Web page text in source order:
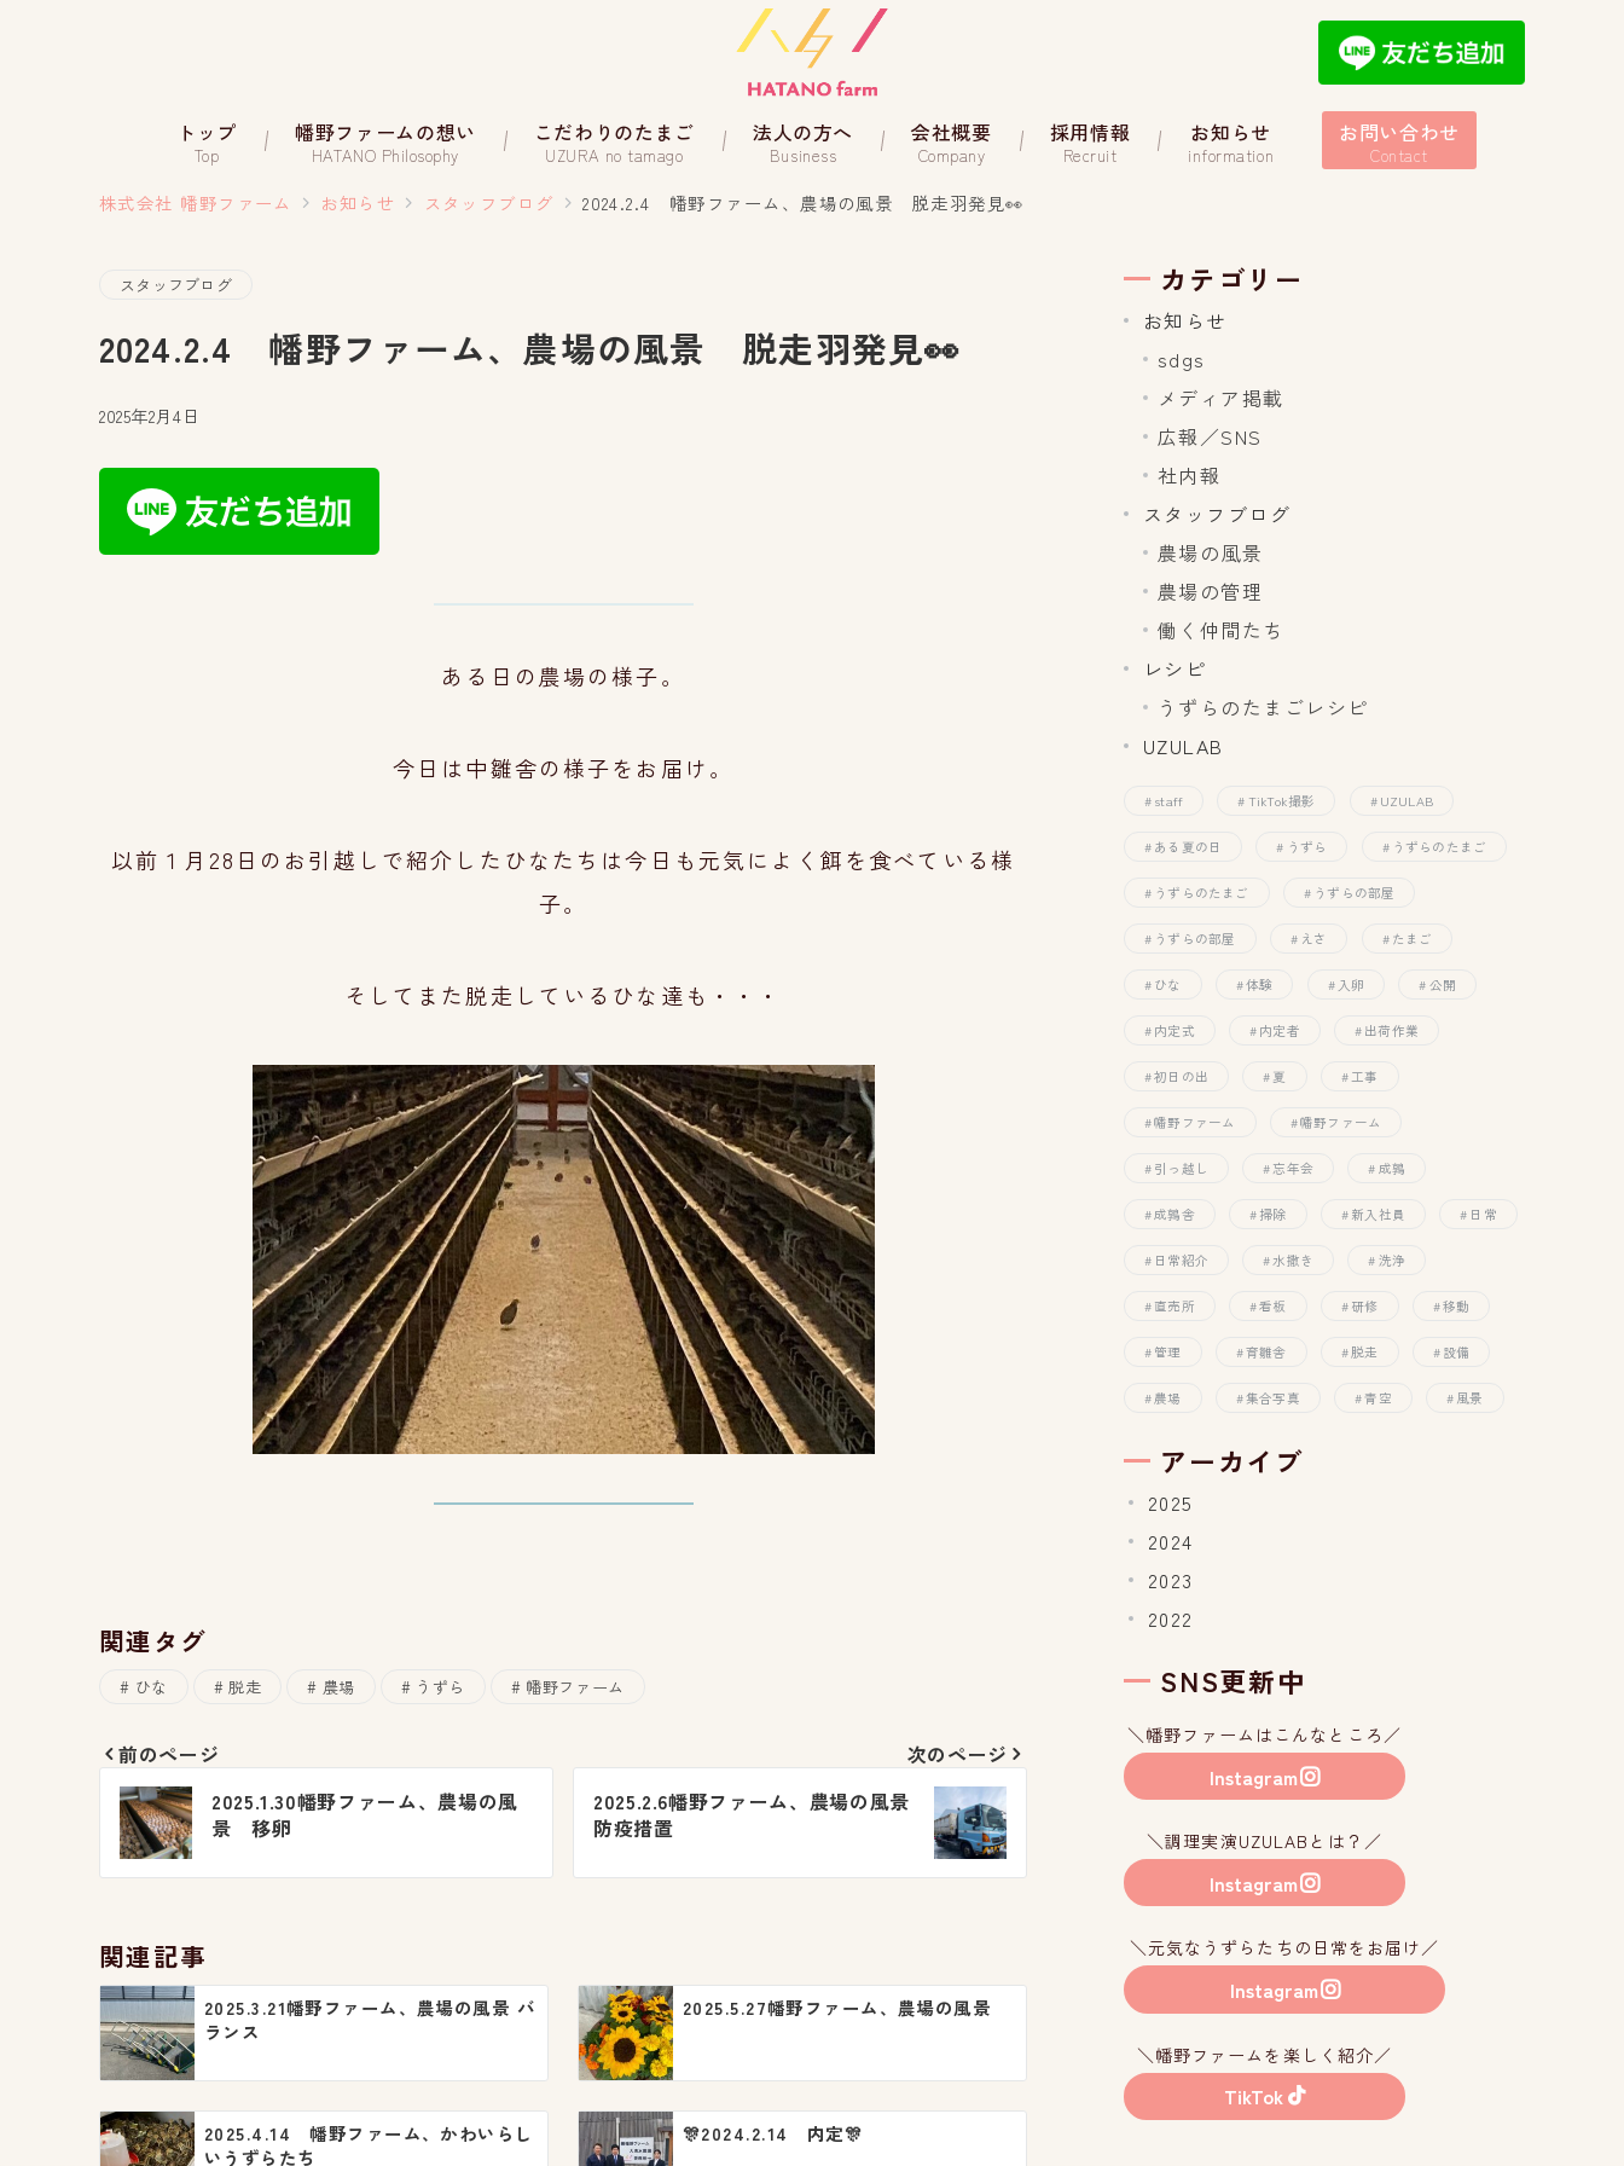
トップ
Top
幡野ファームの想い
HATANO Philosophy
こだわりのたまご
UZURA no tamago
法人の方へ
Business
会社概要
Company
採用情報
Recruit
お知らせ
information
お問い合わせ
Contact
株式会社 幡野ファーム お知らせ スタッフブログ 2024.2.4 幡野ファーム、農場の風景 脱走羽発見👀
スタッフブログ
2024.2.4 幡野ファーム、農場の風景 脱走羽発見👀
2025年2月4日
ある日の農場の様子。
今日は中雛舎の様子をお届け。
以前１月28日のお引越しで紹介したひなたちは今日も元気によく餌を食べている様
子。
そしてまた脱走しているひな達も・・・
関連タグ
ひな 脱走 農場 うずら 幡野ファーム
投
稿
ナ
ゲ
ー
シ
ョ
ン
前のページ
2025.1.30幡野ファーム、農場の風
景 移卵
次のページ
2025.2.6幡野ファーム、農場の風景
防疫措置
関連記事
2025.3.21幡野ファーム、農場の風景 バ
ランス
2025.5.27幡野ファーム、農場の風景
2025.4.14 幡野ファーム、かわいらし
いうずらたち
🎊2024.2.14 内定🎊
カテゴリー
お知らせ
sdgs
メディア掲載
広報／SNS
社内報
スタッフブログ
農場の風景
農場の管理
働く仲間たち
レシピ
うずらのたまごレシピ
UZULAB
staff TikTok撮影 UZULAB
ある夏の日 うずら うずらのたまご
うずらのたまご うずらの部屋
うずらの部屋 えさ たまご
ひな 体験 入卵 公開
内定式 内定者 出荷作業
初日の出 夏 工事
幡野ファーム 幡野ファーム
引っ越し 忘年会 成鶉
成鶉舎 掃除 新入社員 日常
日常紹介 水撒き 洗浄
直売所 看板 研修 移動
管理 育雛舎 脱走 設備
農場 集合写真 青空 風景
アーカイブ
2025
2024
2023
2022
SNS更新中
＼幡野ファームはこんなところ／
Instagram
＼調理実演UZULABとは？／
Instagram
＼元気なうずらたちの日常をお届け／
Instagram
＼幡野ファームを楽しく紹介／
TikTok